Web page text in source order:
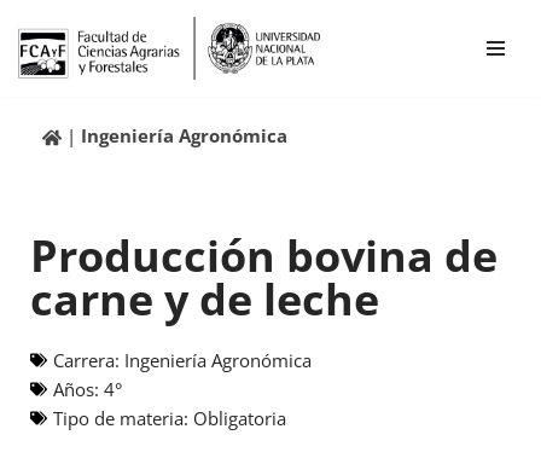
Ir
contenidoIngeniería Agronómica
Producción bovina de
carne y de leche
Carrera: Ingeniería Agronómica
Años: 4°
Tipo de materia: Obligatoria